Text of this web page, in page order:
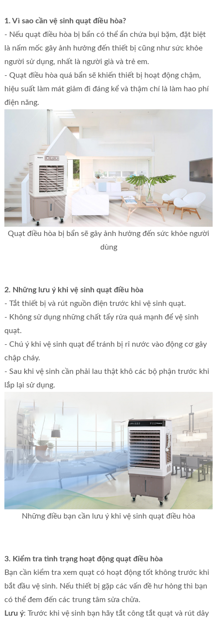
1. Vì sao cần vệ sinh quạt điều hòa?
- Nếu quạt điều hòa bị bẩn có thể ẩn chứa bụi bặm, đặt biệt
là nấm mốc gây ảnh hưởng đến thiết bị cũng như sức khỏe
người sử dụng, nhất là người già và trẻ em.
- Quạt điều hòa quá bẩn sẽ khiến thiết bị hoạt động chậm,
hiệu suất làm mát giảm đi đáng kể và thậm chí là làm hao phí
điện năng.
Quạt điều hòa bị bẩn sẽ gây ảnh hưởng đến sức khỏe người
dùng
2. Những lưu ý khi vệ sinh quạt điều hòa
- Tắt thiết bị và rút nguồn điện trước khi vệ sinh quạt.
- Không sử dụng những chất tẩy rửa quá mạnh để vệ sinh
quạt.
- Chú ý khi vệ sinh quạt để tránh bị rỉ nước vào động cơ gây
chập cháy.
- Sau khi vệ sinh cần phải lau thật khô các bộ phận trước khi
lắp lại sử dụng.
Những điều bạn cần lưu ý khi vệ sinh quạt điều hòa
3. Kiểm tra tình trạng hoạt động quạt điều hòa
Bạn cần kiểm tra xem quạt có hoạt động tốt không trước khi
bắt đầu vệ sinh. Nếu thiết bị gặp các vấn đề hư hỏng thì bạn
có thể đem đến các trung tâm sửa chữa.
Lưu ý: Trước khi vệ sinh bạn hãy tắt công tắt quạt và rút dây